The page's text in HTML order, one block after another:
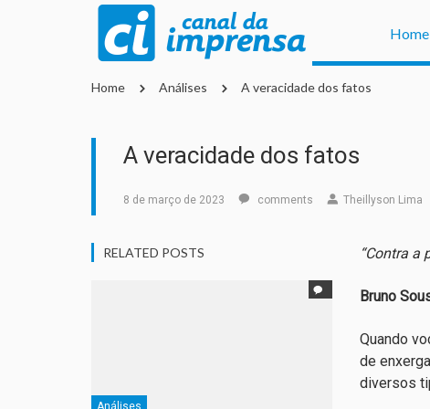
Home
Home Análises A veracidade dos fatos
A veracidade dos fatos
8 de março de 2023 comments Theillyson Lima
“Contra a
Bruno
Quando
de
diversos
RELATED POSTS